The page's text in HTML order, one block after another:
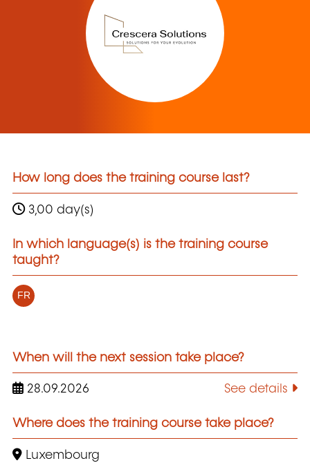
How long does the training course last?
3,00 day(s)
In which language(s) is the training course
taught?
FR
When will the next session take place?
28.09.2026 See details
Where does the training course take place?
Luxembourg